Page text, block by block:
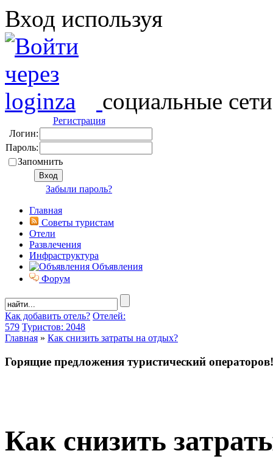
Вход используя
социальные сети
Регистрация
Логин:
Пароль:
Запомнить
Забыли пароль?
Главная
Советы туристам
Отели
Развлечения
Инфраструктура
Объявления
Форум
Как добавить отель? Отелей:
579 Туристов: 2048
Главная » Как снизить затраты на отдых?
Горящие предложения туристический операторов!
Как снизить